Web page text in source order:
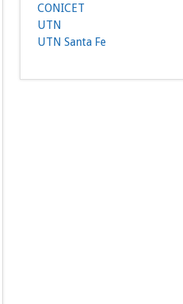
CONICET
UTN
UTN Santa Fe